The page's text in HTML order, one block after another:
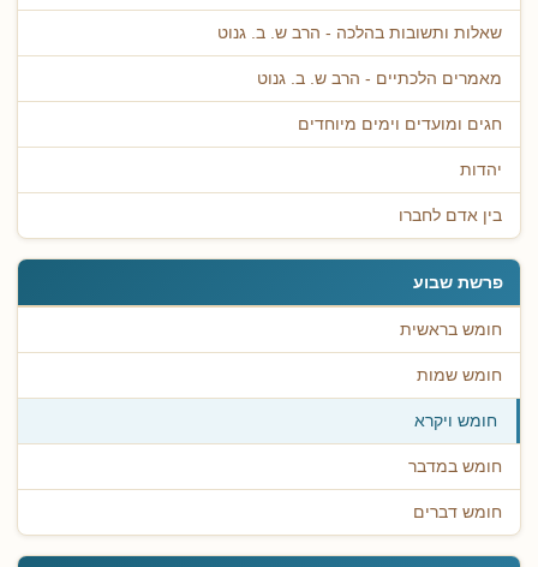
שאלות ותשובות בהלכה - הרב ש. ב. גנוט
מאמרים הלכתיים - הרב ש. ב. גנוט
חגים ומועדים וימים מיוחדים
יהדות
בין אדם לחברו
פרשת שבוע
חומש בראשית
חומש שמות
חומש ויקרא
חומש במדבר
חומש דברים